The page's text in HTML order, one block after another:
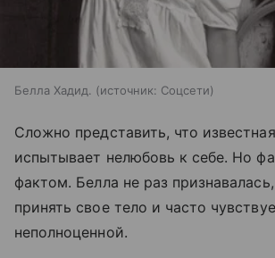
Белла Хадид. источник: Соцсети
Сложно представить, что
испытывает нелюбовь к себе. Но
фактом. Белла не раз
принять свое тело и часто
неполноценной.